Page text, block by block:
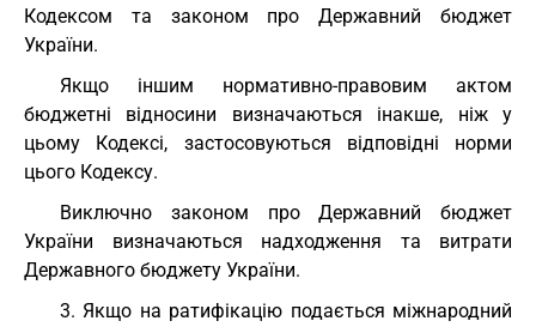
Кодексом та законом про Державний бюджет
України.
Якщо іншим нормативно-правовим актом
бюджетні відносини визначаються інакше, ніж у
цьому Кодексі, застосовуються відповідні норми
цього Кодексу.
Виключно законом про Державний бюджет
України визначаються надходження та витрати
Державного бюджету України.
3. Якщо на ратифікацію подається міжнародний